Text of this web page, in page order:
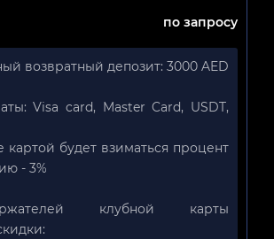
по запросу
возвратный депозит: 3000 AED
Visa card, Master Card, USDT,
картой будет взиматься процент
- 3%
клубной карты